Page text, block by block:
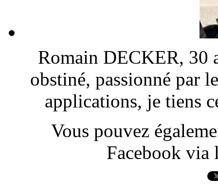
Romain DECKER, 30
obstiné, passionné par
applications, je tiens
Vous pouvez
Facebook via